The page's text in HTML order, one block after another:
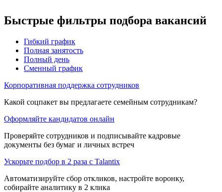
Быстрые фильтры подбора вакансий
Гибкий график
Полная занятость
Полный день
Сменный график
Корпоративная поддержка сотрудников
Какой соцпакет вы предлагаете семейным сотрудникам?
Оформляйте кандидатов онлайн
Проверяйте сотрудников и подписывайте кадровые
документы без бумаг и личных встреч
Ускорьте подбор в 2 раза с Talantix
Автоматизируйте сбор откликов, настройте воронку,
собирайте аналитику в 2 клика